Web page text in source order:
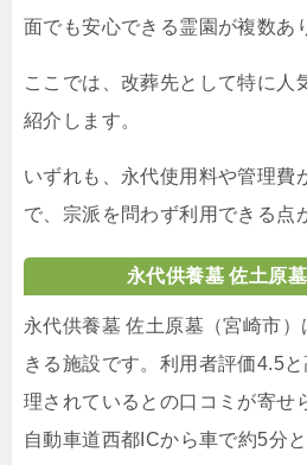
面でも安心できる霊園が複数あ
ここでは、改葬先として特に人
紹介します。
いずれも、永代使用料や管理費
で、宗派を問わず利用できる点
永代供養墓 佐土原墓
永代供養墓 佐土原墓（宮崎市）
きる施設です。利用者評価4.5
理されているとの口コミが寄せ
自動車道西都ICから車で約5分